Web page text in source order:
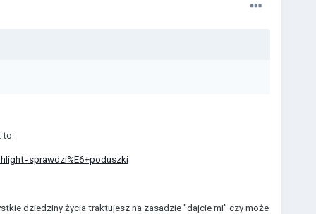
to:
dziedziny życia traktujesz na zasadzie "dajcie mi" czy może